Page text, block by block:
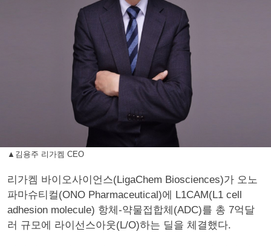
▲김용주 리가켐 CEO
리가켐 바이오사이언스(LigaChem Biosciences)가 오노
파마슈티컬(ONO Pharmaceutical)에 L1CAM(L1 cell
adhesion molecule) 항체-약물접합체(ADC)를 총 7억달
러 규모에 라이선스아웃(L/O)하는 딜을 체결했다.